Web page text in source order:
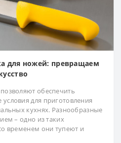
для ножей: превращаем
обеспечить
для приготовления
кухнях. Разнообразные
– одно из таких
временем они тупеют и